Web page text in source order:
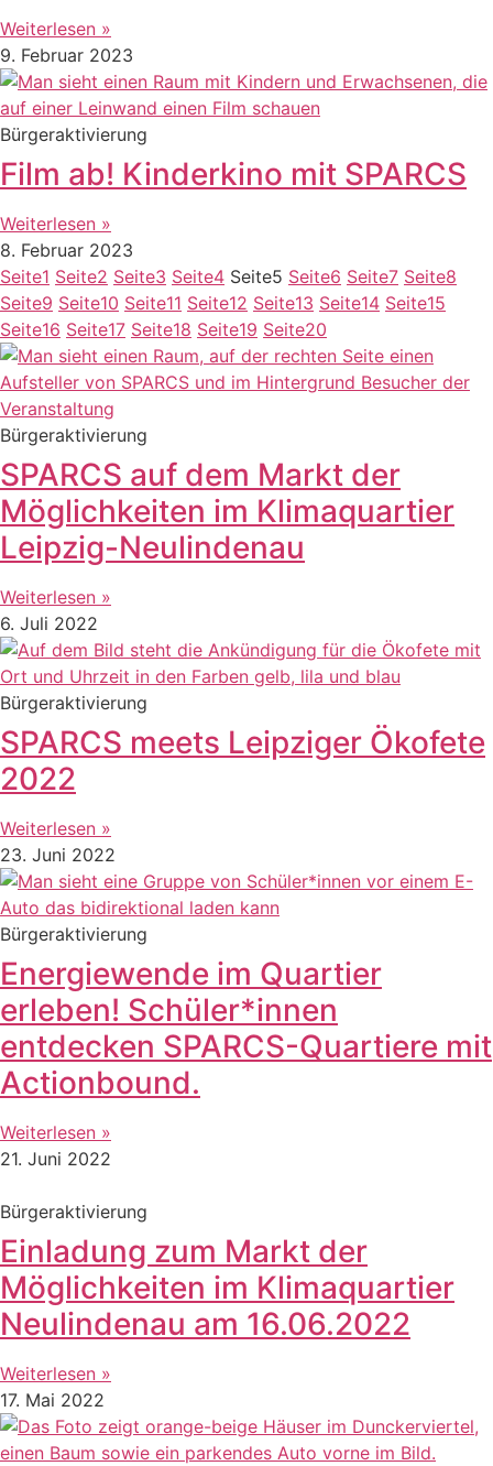
Weiterlesen »
9. Februar 2023
Bürgeraktivierung
Film ab! Kinderkino mit SPARCS
Weiterlesen »
8. Februar 2023
Seite1 Seite2 Seite3 Seite4 Seite5 Seite6 Seite7 Seite8
Seite9 Seite10 Seite11 Seite12 Seite13 Seite14 Seite15
Seite16 Seite17 Seite18 Seite19 Seite20
Bürgeraktivierung
SPARCS auf dem Markt der
Möglichkeiten im Klimaquartier
Leipzig-Neulindenau
Weiterlesen »
6. Juli 2022
Bürgeraktivierung
SPARCS meets Leipziger Ökofete
2022
Weiterlesen »
23. Juni 2022
Bürgeraktivierung
Energiewende im Quartier
erleben! Schüler*innen
entdecken SPARCS-Quartiere mit
Actionbound.
Weiterlesen »
21. Juni 2022
Bürgeraktivierung
Einladung zum Markt der
Möglichkeiten im Klimaquartier
Neulindenau am 16.06.2022
Weiterlesen »
17. Mai 2022